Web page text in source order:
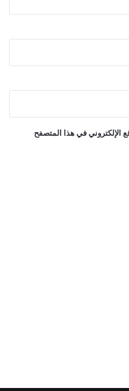
الإلكتروني في هذا المتصفح